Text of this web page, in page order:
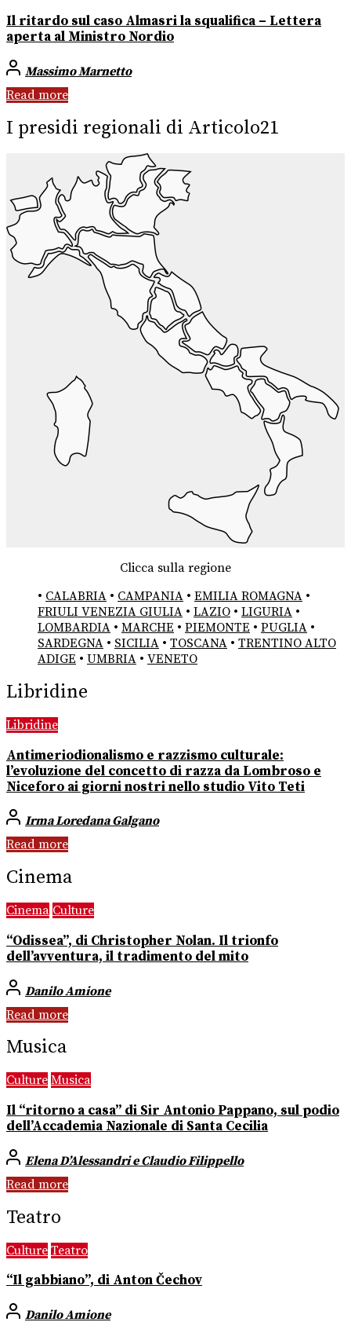
Il ritardo sul caso Almasri la squalifica – Lettera
aperta al Ministro Nordio
Massimo Marnetto
Read more
I presidi regionali di Articolo21
Clicca sulla regione
• CALABRIA • CAMPANIA • EMILIA ROMAGNA •
FRIULI VENEZIA GIULIA • LAZIO • LIGURIA •
LOMBARDIA • MARCHE • PIEMONTE • PUGLIA •
SARDEGNA • SICILIA • TOSCANA • TRENTINO ALTO
ADIGE • UMBRIA • VENETO
Libridine
Libridine
Antimeriodionalismo e razzismo culturale:
l’evoluzione del concetto di razza da Lombroso e
Niceforo ai giorni nostri nello studio Vito Teti
Irma Loredana Galgano
Read more
Cinema
Cinema Culture
“Odissea”, di Christopher Nolan. Il trionfo
dell’avventura, il tradimento del mito
Danilo Amione
Read more
Musica
Culture Musica
Il “ritorno a casa” di Sir Antonio Pappano, sul podio
dell’Accademia Nazionale di Santa Cecilia
Elena D’Alessandri e Claudio Filippello
Read more
Teatro
Culture Teatro
“Il gabbiano”, di Anton Čechov
Danilo Amione